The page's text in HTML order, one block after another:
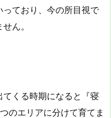
ており、今の所目視で
ん。
くる時期になると『寝
のエリアに分けて育てま